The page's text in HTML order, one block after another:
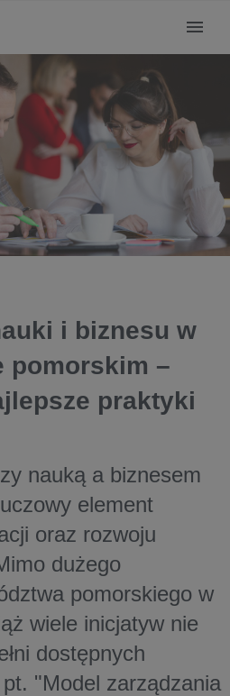
i biznesu w
pomorskim –
praktyki
nauką a biznesem
element
oraz rozwoju
dużego
pomorskiego w
wiele inicjatyw nie
dostępnych
"Model zarządzania